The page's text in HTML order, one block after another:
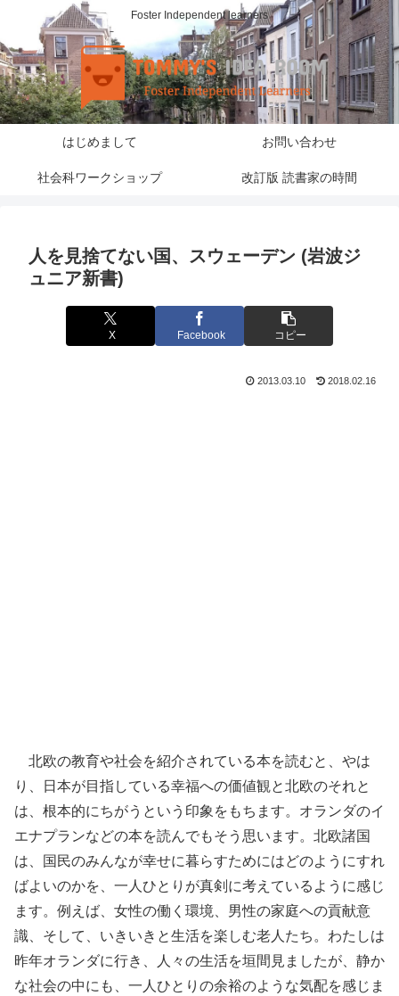
Foster Independent learners
はじめまして お問い合わせ
社会科ワークショップ 改訂版 読書家の時間
人を見捨てない国、スウェーデン (岩波ジ
ュニア新書)
X Facebook コピー
2013.03.10 2018.02.16
北欧の教育や社会を紹介されている本を読むと、やは
り、日本が目指している幸福への価値観と北欧のそれと
は、根本的にちがうという印象をもちます。オランダのイ
エナプランなどの本を読んでもそう思います。北欧諸国
は、国民のみんなが幸せに暮らすためにはどのようにすれ
ばよいのかを、一人ひとりが真剣に考えているように感じ
ます。例えば、女性の働く環境、男性の家庭への貢献意
識、そして、いきいきと生活を楽しむ老人たち。わたしは
昨年オランダに行き、人々の生活を垣間見ましたが、静か
な社会の中にも、一人ひとりの余裕のような気配を感じま